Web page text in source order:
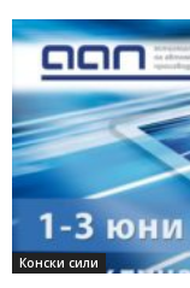
Конски сили